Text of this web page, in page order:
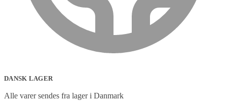
DANSK LAGER
Alle varer sendes fra lager i Danmark